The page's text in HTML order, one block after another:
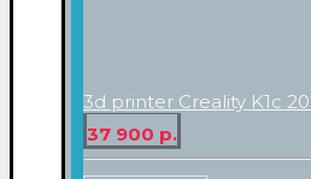
3d printer Creality K1c
37 900 р.